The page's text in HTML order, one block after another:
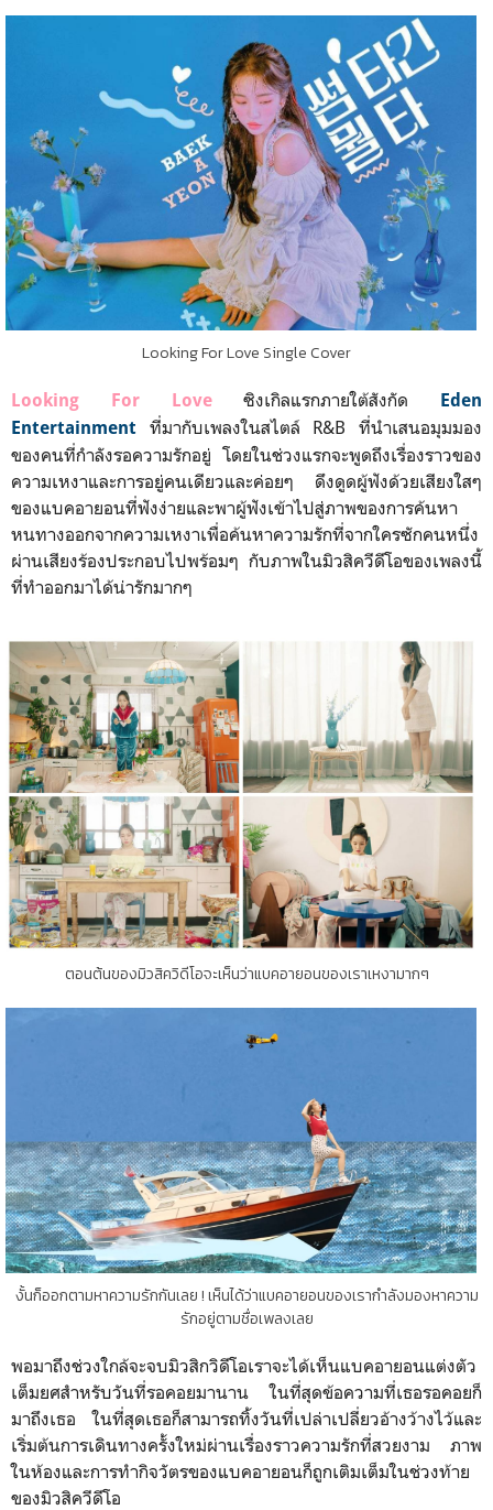
Looking For Love Single Cover
Looking For Loveซิงเกิลแรกภายใต้สังกัด Eden
Entertainment
ที่มากับเพลงในสไตล์ R&B ที่นำเสนอมุมมอง
ของคนที่กำลังรอความรักอยู่ โดยในช่วงแรกจะพูดถึงเรื่องราวของ
ความเหงาและการอยู่คนเดียวและค่อยๆ ดึงดูดผู้ฟังด้วยเสียงใสๆ
ของแบคอายอนที่ฟังง่ายและพาผู้ฟังเข้าไปสู่ภาพของการค้นหา
หนทางออกจากความเหงาเพื่อค้นหาความรักที่จากใครซักคนหนึ่ง
ผ่านเสียงร้องประกอบไปพร้อมๆ กับภาพในมิวสิควีดีโอของเพลงนี้
ที่ทำออกมาได้น่ารักมากๆ
ตอนต้นของมิวสิควิดีโอจะเห็นว่าแบคอายอนของเราเหงามากๆ
งั้นก็ออกตามหาความรักกันเลย ! เห็นได้ว่าแบคอายอนของเรากำลังมองหาความ
รักอยู่ตามชื่อเพลงเลย
พอมาถึงช่วงใกล้จะจบมิวสิกวิดีโอเราจะได้เห็นแบคอายอนแต่งตัว
เต็มยศสำหรับวันที่รอคอยมานาน ในที่สุดข้อความที่เธอรอคอยก็
มาถึงเธอ ในที่สุดเธอก็สามารถทิ้งวันที่เปล่าเปลี่ยวอ้างว้างไว้และ
เริ่มต้นการเดินทางครั้งใหม่ผ่านเรื่องราวความรักที่สวยงาม ภาพ
ในห้องและการทำกิจวัตรของแบคอายอนก็ถูกเติมเต็มในช่วงท้าย
ของมิวสิควีดีโอ